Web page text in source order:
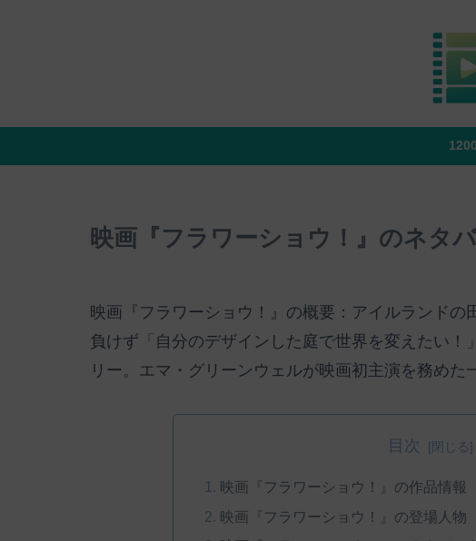
映画『フラワーショウ！』のネタ
映画『フラワーショウ！』の概要：アイルランドの
負けず「自分のデザインした庭で世界を変えたい！
リー。エマ・グリーンウェルが映画初主演を務めた
目次
映画『フラワーショウ！』の作品情報
映画『フラワーショウ！』の登場人物